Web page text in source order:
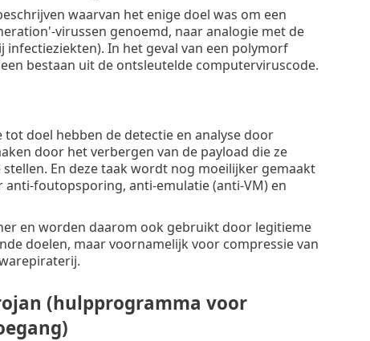
waarvan het enige doel was om een
virussen genoemd, naar analogie met de
In het geval van een polymorf
bestaan uit de ontsleutelde computerviruscode.
doel hebben de detectie en analyse door
door het verbergen van de payload die ze
En deze taak wordt nog moeilijker gemaakt
foutopsporing, anti-emulatie (anti-VM) en
en worden daarom ook gebruikt door legitieme
doelen, maar voornamelijk voor compressie van
(hulpprogramma voor